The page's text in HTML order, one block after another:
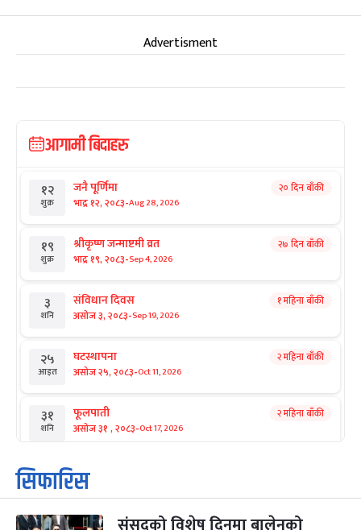
Advertisment
आगामी बिदाहरु
१२
शुक्र
जनै पूर्णिमा
भाद्र १२, २०८३-Aug 28, 2026
२० दिन बाँकी
१९
शुक्र
श्रीकृष्ण जन्माष्टमी व्रत
भाद्र १९, २०८३-Sep 4, 2026
२७ दिन बाँकी
३
शनि
संविधान दिवस
असोज ३, २०८३-Sep 19, 2026
१ महिना बाँकी
२५
आइत
घटस्थापना
असोज २५, २०८३-Oct 11, 2026
२ महिना बाँकी
३१
शनि
फूलपाती
असोज ३१ , २०८३-Oct 17, 2026
२ महिना बाँकी
१
आइत
कार्तिक सङ्क्रान्ति
कार्तिक १, २०८३
महानवमी २ महिना बाँकी
सिफारिस